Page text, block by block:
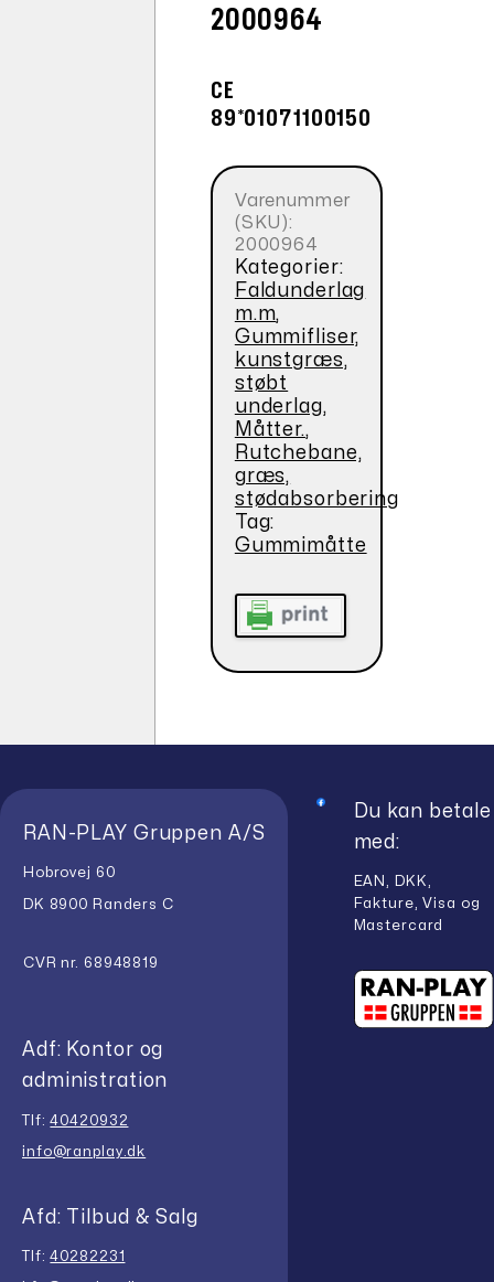
2000964
CE
89*01071100150
Varenummer
(SKU):
2000964
Kategorier:
Faldunderlag
m.m,
Gummifliser,
kunstgræs,
støbt
underlag,
Måtter.,
Rutchebane,
græs,
stødabsorbering
Tag:
Gummimåtte
RAN-PLAY Gruppen A/S
Hobrovej 60
DK 8900 Randers C
CVR nr. 68948819
Adf: Kontor og
administration
Tlf:40420932
info@ranplay.dk
Afd: Tilbud & Salg
Tlf:40282231
Du kan betale
med:
EAN, DKK,
Fakture, Visa og
Mastercard